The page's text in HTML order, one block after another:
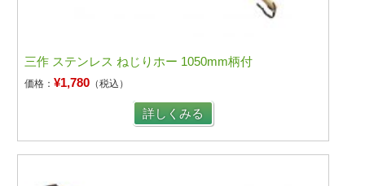
三作 ステンレス ねじりホー 1050mm柄付
価格：¥1,780 （税込）
詳しくみる